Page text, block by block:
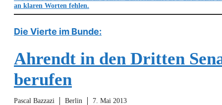
an klaren Worten fehlen.
Die Vierte im Bunde:
Ahrendt in den Dritten
berufen
Pascal Bazzazi Berlin 7. Mai 2013